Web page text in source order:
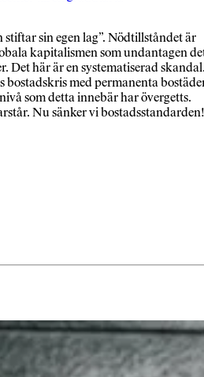
stiftar sin egen lag”. Nödtillståndet är
kapitalismen som undantagen
Det här är en systematiserad
bostadskris med permanenta
som detta innebär har övergetts.
Nu sänker vi bostadsstandarden!